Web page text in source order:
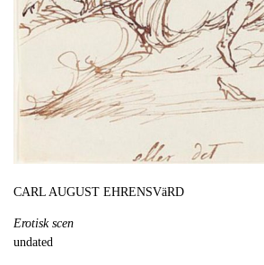
CARL AUGUST EHRENSVäRD
Erotisk scen
undated